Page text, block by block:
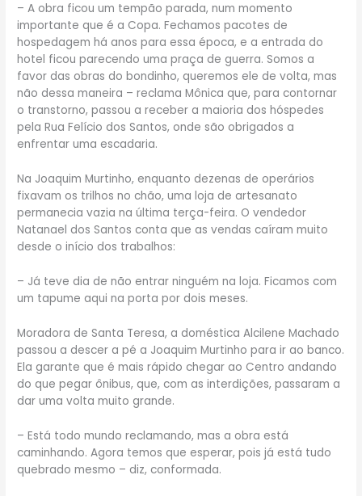
– A obra ficou um tempão parada, num momento
importante que é a Copa. Fechamos pacotes de
hospedagem há anos para essa época, e a entrada do
hotel ficou parecendo uma praça de guerra. Somos a
favor das obras do bondinho, queremos ele de volta, mas
não dessa maneira – reclama Mônica que, para contornar
o transtorno, passou a receber a maioria dos hóspedes
pela Rua Felício dos Santos, onde são obrigados a
enfrentar uma escadaria.
Na Joaquim Murtinho, enquanto dezenas de operários
fixavam os trilhos no chão, uma loja de artesanato
permanecia vazia na última terça-feira. O vendedor
Natanael dos Santos conta que as vendas caíram muito
desde o início dos trabalhos:
– Já teve dia de não entrar ninguém na loja. Ficamos com
um tapume aqui na porta por dois meses.
Moradora de Santa Teresa, a doméstica Alcilene Machado
passou a descer a pé a Joaquim Murtinho para ir ao banco.
Ela garante que é mais rápido chegar ao Centro andando
do que pegar ônibus, que, com as interdições, passaram a
dar uma volta muito grande.
– Está todo mundo reclamando, mas a obra está
caminhando. Agora temos que esperar, pois já está tudo
quebrado mesmo – diz, conformada.